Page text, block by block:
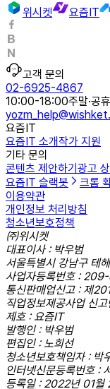
위시켓
요즘IT
고객 문의
02-6925-4867
10:00-18:00주말·공
요즘IT
요즘IT 소개작가 지원
기타 문의
콘텐츠 제안하기광고
요즘IT 슬랙봇
크롬
이용약관
개인정보 처리방침
청소년보호정책
㈜위시켓
대표이사 : 박우범
서울특별시 강남구 테
사업자등록번호 :
통신판매업신고 : 제
직업정보제공사업 신
제호 : 요즘IT
발행인 : 박우범
편집인 : 노희선
청소년보호책임자 : 박
인터넷신문등록번호 :
등록일 : 2022년 01월